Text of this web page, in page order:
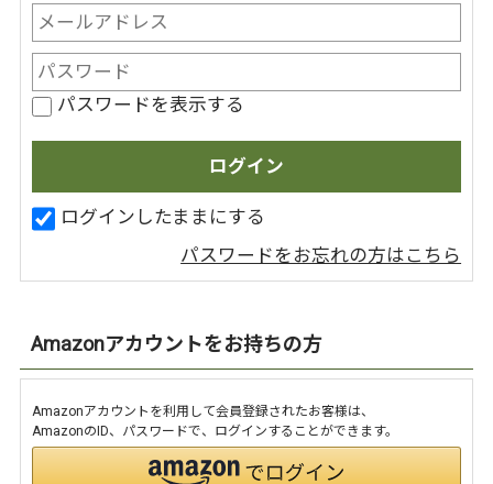
パスワードを表示する
ログインしたままにする
パスワードをお忘れの方はこちら
Amazonアカウントをお持ちの方
Amazonアカウントを利用して会員登録されたお客様は、
AmazonのID、パスワードで、ログインすることができます。